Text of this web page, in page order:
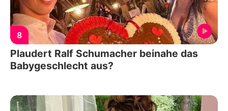
8
Plaudert Ralf Schumacher beinahe das
Babygeschlecht aus?